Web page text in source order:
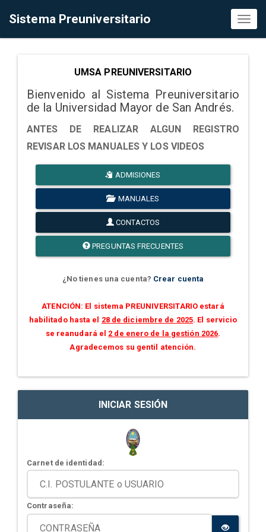
Sistema Preuniversitario
UMSA PREUNIVERSITARIO
Bienvenido al Sistema Preuniversitario
de la Universidad Mayor de San Andrés.
ANTES DE REALIZAR ALGUN REGISTRO
REVISAR LOS MANUALES Y LOS VIDEOS
ADMISIONES
MANUALES
CONTACTOS
PREGUNTAS FRECUENTES
¿No tienes una cuenta? Crear cuenta
ATENCIÓN: El sistema PREUNIVERSITARIO estará
habilitado hasta el 28 de diciembre de 2025. El servicio
se reanudará el 2 de enero de la gestión 2026.
Agradecemos su gentil atención.
INICIAR SESIÓN
Carnet de identidad:
Contraseña: